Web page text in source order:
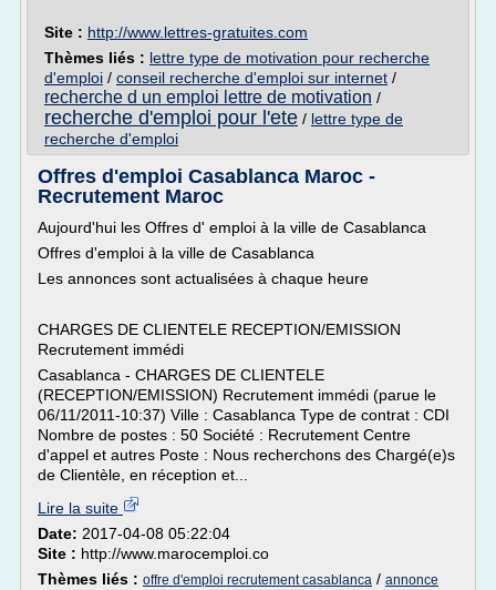
Site : http://www.lettres-gratuites.com
Thèmes liés : lettre type de motivation pour recherche
d'emploi / conseil recherche d'emploi sur internet /
recherche d un emploi lettre de motivation /
recherche d'emploi pour l'ete / lettre type de
recherche d'emploi
Offres d'emploi Casablanca Maroc -
Recrutement Maroc
Aujourd'hui les Offres d' emploi à la ville de Casablanca
Offres d'emploi à la ville de Casablanca
Les annonces sont actualisées à chaque heure
CHARGES DE CLIENTELE RECEPTION/EMISSION
Recrutement immédi
Casablanca - CHARGES DE CLIENTELE
(RECEPTION/EMISSION) Recrutement immédi (parue le
06/11/2011-10:37) Ville : Casablanca Type de contrat : CDI
Nombre de postes : 50 Société : Recrutement Centre
d'appel et autres Poste : Nous recherchons des Chargé(e)s
de Clientèle, en réception et...
Lire la suite
Date: 2017-04-08 05:22:04
Site : http://www.marocemploi.co
Thèmes liés : offre d'emploi recrutement casablanca / annonce